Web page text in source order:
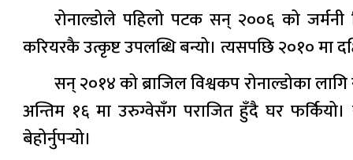
रोनाल्डोले पहिलो पटक सन् २००६ को
करियरकै उत्कृष्ट उपलब्धि बन्यो। त्यसपछि २०१० मा
सन् २०१४ को ब्राजिल विश्वकप रोनाल्डोका
अन्तिम १६ मा उरुग्वेसँग पराजित हुँदै घर
बेहोर्नुपर्‍यो।